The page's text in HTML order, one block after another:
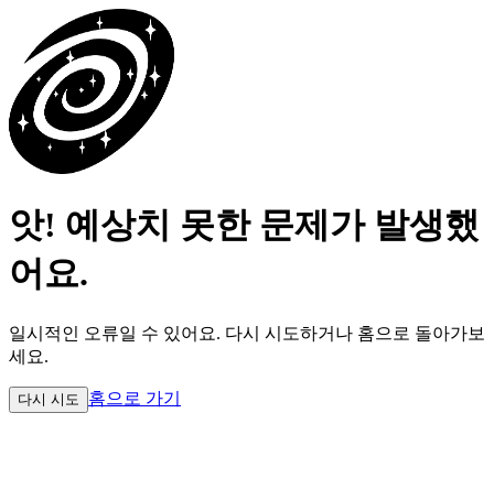
앗! 예상치 못한 문제가 발생했
어요.
일시적인 오류일 수 있어요. 다시 시도하거나 홈으로 돌아가보
세요.
다시 시도 홈으로 가기